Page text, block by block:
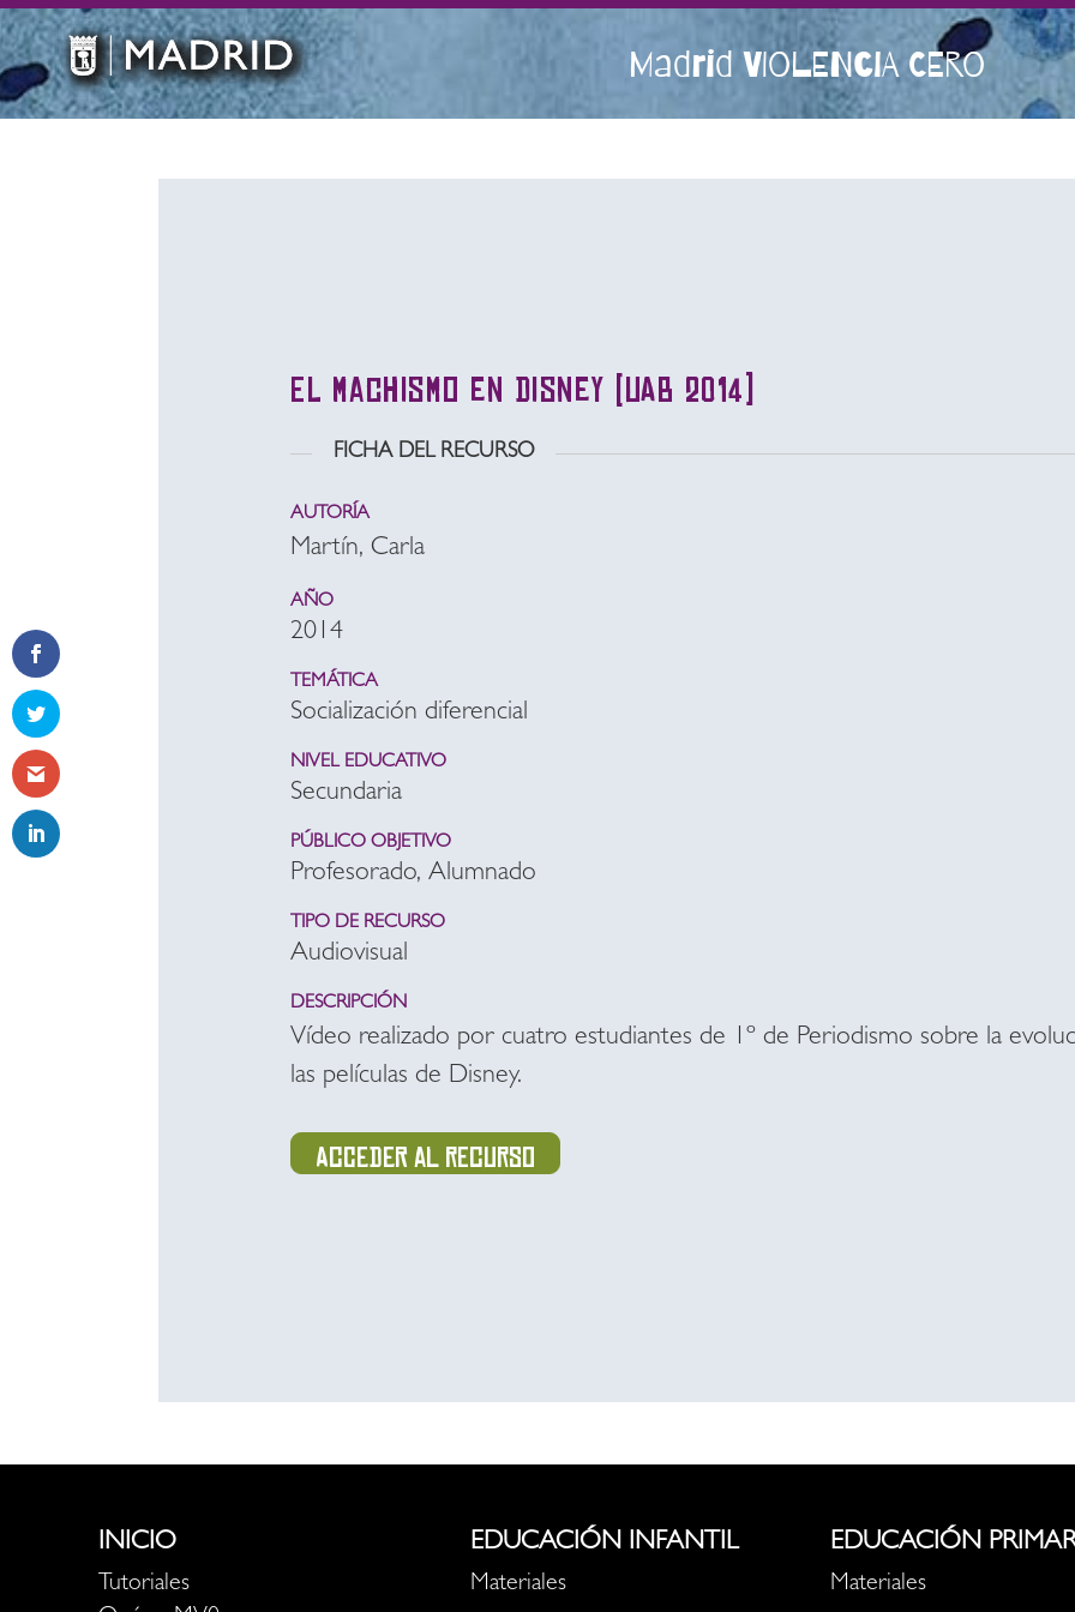
Madrid VIOLENCIA CERO
El machismo en Disney (UAB 2014)
FICHA DEL RECURSO
AUTORÍA
Martín, Carla
AÑO
2014
TEMÁTICA
Socialización diferencial
NIVEL EDUCATIVO
Secundaria
PÚBLICO OBJETIVO
Profesorado, Alumnado
TIPO DE RECURSO
Audiovisual
DESCRIPCIÓN
Vídeo realizado por cuatro estudiantes de 1º de Periodismo sobre la
las películas de Disney.
Acceder al recurso
INICIO
Tutoriales
EDUCACIÓN INFANTIL
Materiales
EDUCACIÓN
Materiales